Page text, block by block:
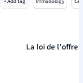
La loi de l'offre